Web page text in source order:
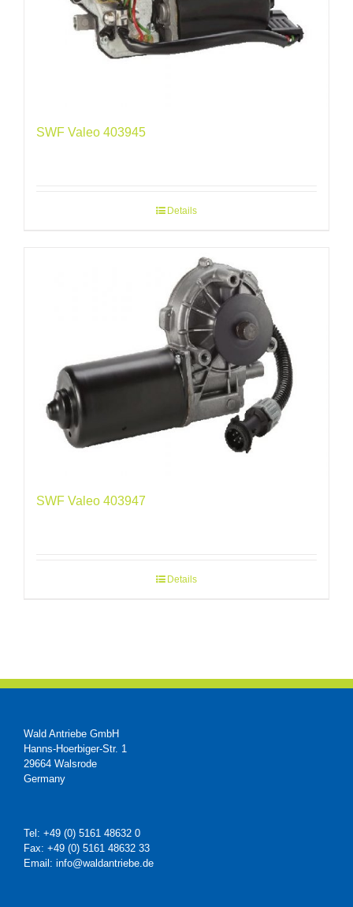
SWF Valeo 403945
Details
SWF Valeo 403947
Details
Wald Antriebe GmbH
Hanns-Hoerbiger-Str. 1
29664 Walsrode
Germany
Tel: +49 (0) 5161 48632 0
Fax: +49 (0) 5161 48632 33
Email: info@waldantriebe.de